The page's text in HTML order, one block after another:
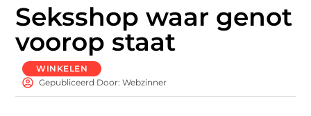
Seksshop waar genot
voorop staat
WINKELEN
Gepubliceerd Door: Webzinner